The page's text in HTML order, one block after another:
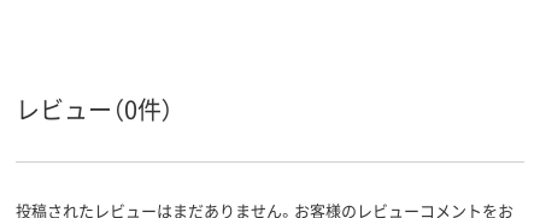
レビュー（0件）
投稿されたレビューはまだありません。お客様のレビューコメントをお